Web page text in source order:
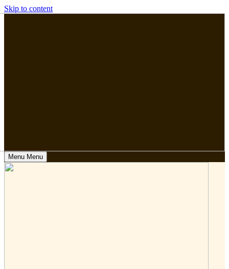
Skip to content
Menu Menu